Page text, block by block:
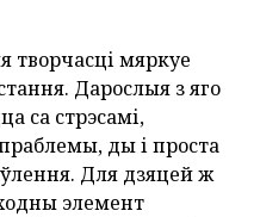
творчасці мяркуе
Дарослыя з яго
са стрэсамі,
ды і проста
Для дзяцей ж
элемент